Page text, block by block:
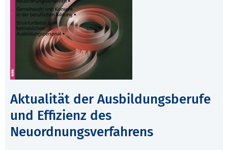
Aktualität der Ausbildungsberufe
und Effizienz des
Neuordnungsverfahrens